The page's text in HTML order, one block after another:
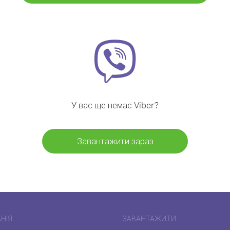
У вас ще немає Viber?
Завантажити зараз
ЗАВАНТАЖИТИ